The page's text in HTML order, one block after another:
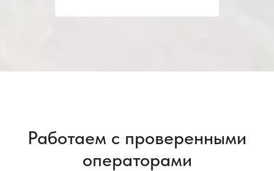
Работаем с проверенными
операторами